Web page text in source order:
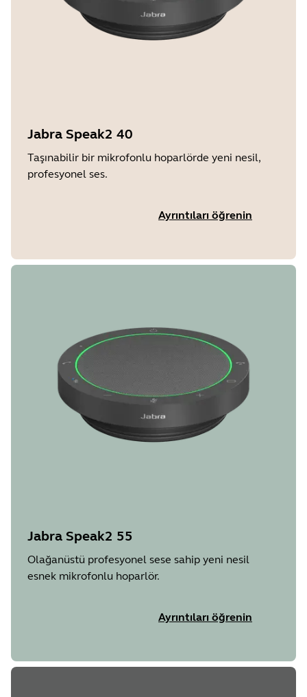
Jabra Speak2 40
Taşınabilir bir mikrofonlu hoparlörde yeni nesil,
profesyonel ses.
Ayrıntıları öğrenin
Jabra Speak2 55
Olağanüstü profesyonel sese sahip yeni nesil
esnek mikrofonlu hoparlör.
Ayrıntıları öğrenin